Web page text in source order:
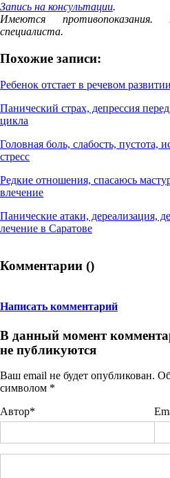
Запись на консультации.
Имеются противопоказания.
специалиста.
Похожие записи:
Ребенок отстает в речевом
Панический страх, депрессия
цикла
Головная боль, слабость, пустота,
стресс
Редкие отношения, спасаюсь
влечение
Панические атаки, дереализация,
лечение в Саратове
Комментарии ()
Написать комментарий
В данный момент
не публикуются
Ваш email не будет опубликован.
символом *
Автор*